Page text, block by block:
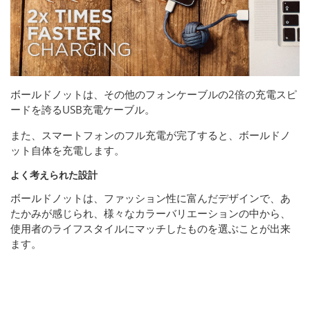
ボールドノットは、その他のフォンケーブルの2倍の充電スピ
ードを誇るUSB充電ケーブル。
また、スマートフォンのフル充電が完了すると、ボールドノ
ット自体を充電します。
よく考えられた設計
ボールドノットは、ファッション性に富んだデザインで、あ
たかみが感じられ、様々なカラーバリエーションの中から、
使用者のライフスタイルにマッチしたものを選ぶことが出来
ます。